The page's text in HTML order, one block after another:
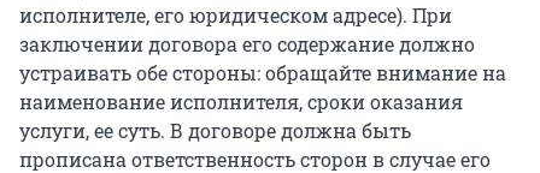
исполнителе, его юридическом адресе). При
заключении договора его содержание должно
устраивать обе стороны: обращайте внимание на
наименование исполнителя, сроки оказания
услуги, ее суть. В договоре должна быть
прописана ответственность сторон в случае его